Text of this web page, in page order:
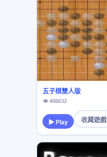
五子棋雙人版
👁 406632
▶ Play 收藏遊戲